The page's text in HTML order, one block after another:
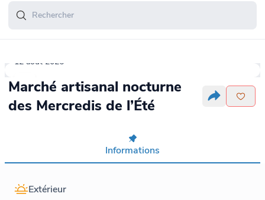
12 août 2026
Marché artisanal nocturne
des Mercredis de l’Été
Informations
Extérieur